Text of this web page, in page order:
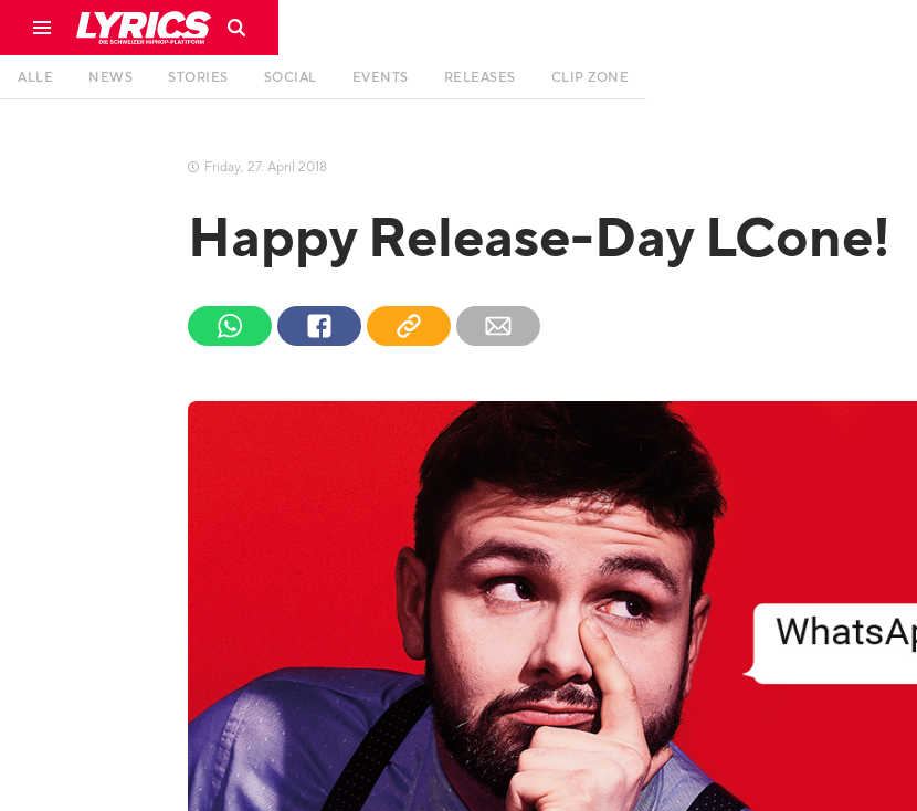
ALLE NEWS STORIES SOCIAL EVENTS RELEASES CLIP ZONE
 Friday, 27. April 2018
Happy Release-Day LCone!